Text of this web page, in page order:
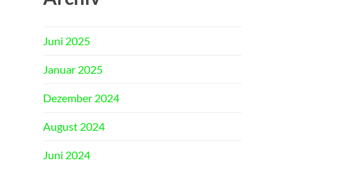
Juni 2025
Januar 2025
Dezember 2024
August 2024
Juni 2024